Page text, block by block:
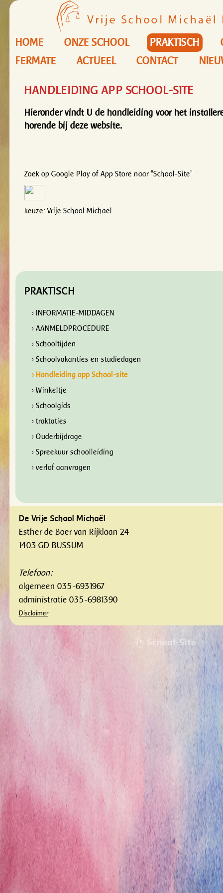
HOME ONZE SCHOOL PRAKTISCH
FERMATE
ACTUEEL CONTACT
HANDLEIDING APP SCHOOL-SITE
Hieronder vindt U de handleiding voor het
horende bij deze website.
Zoek op Google Play of App Store naar "School-Site"
keuze: Vrije School Michael.
PRAKTISCH
› INFORMATIE-MIDDAGEN
› AANMELDPROCEDURE
› Schooltijden
› Schoolvakanties en studiedagen
› Handleiding app School-site
› Winkeltje
› Schoolgids
› traktaties
› Ouderbijdrage
› Spreekuur schoolleiding
› verlof aanvragen
De Vrije School Michaël
Esther de Boer van Rijklaan 24
1403 GD BUSSUM
Telefoon:
algemeen 035-6931967
administratie 035-6981390
Disclaimer